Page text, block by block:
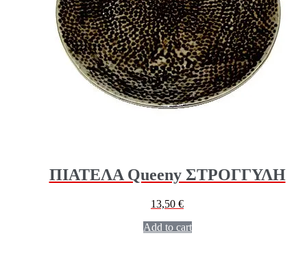
ΠΙΑΤΕΛΑ Queeny ΣΤΡΟΓΓΥΛΗ
13,50 €
Add to cart